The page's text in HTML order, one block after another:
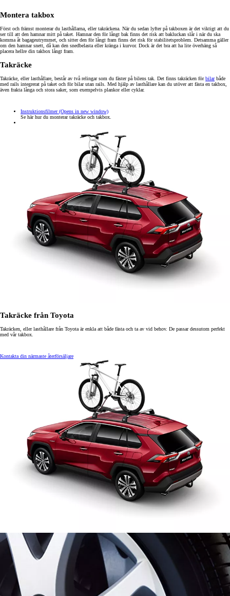
Montera takbox
Först och främst monterar du lasthållarna, eller takräckena. När du sedan lyfter på takboxen är det viktigt att du
ser till att den hamnar mitt på taket. Hamnar den för långt bak finns det risk att bakluckan slår i när du ska
komma åt bagageutrymmet, och sitter den för långt fram finns det risk för stabilitetsproblem. Detsamma gäller
om den hamnar snett, då kan den snedbelasta eller kränga i kurvor. Dock är det bra att ha lite överhäng så
placera hellre din takbox långt fram.
Takräcke
Takräcke, eller lasthållare, består av två relingar som du fäster på bilens tak. Det finns takräcken förbilarbåde
med rails integrerat på taket och för bilar utan rails. Med hjälp av lasthållare kan du utöver att fästa en takbox,
även frakta långa och stora saker, som exempelvis plankor eller cyklar.
Instruktionsfilmer(Opens in new window)
Se här hur du monterar takräcke och takbox.
Takräcke från Toyota
Takräcken, eller lasthållare från Toyota är enkla att både fästa och ta av vid behov. De passar dessutom perfekt
med vår takbox.
Kontakta din närmaste återförsäljare